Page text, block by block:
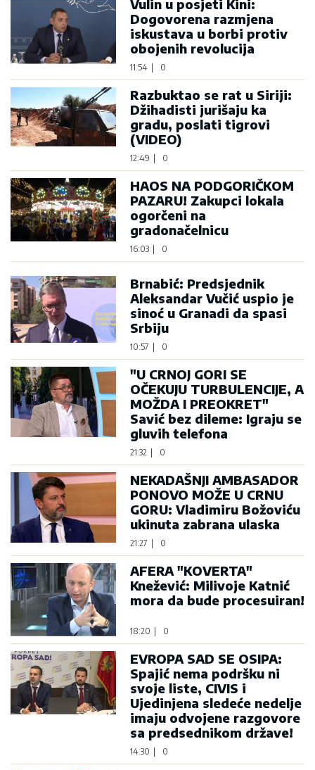
Vulin u posjeti Kini:
Dogovorena razmjena
iskustava u borbi protiv
obojenih revolucija
11:54 0
Razbuktao se rat u Siriji:
Džihadisti jurišaju ka
gradu, poslati tigrovi
(VIDEO)
12:49 0
HAOS NA PODGORIČKOM
PAZARU! Zakupci lokala
ogorčeni na
gradonačelnicu
16:03 0
Brnabić: Predsjednik
Aleksandar Vučić uspio je
sinoć u Granadi da spasi
Srbiju
10:57 0
"U CRNOJ GORI SE
OČEKUJU TURBULENCIJE, A
MOŽDA I PREOKRET"
Savić bez dileme: Igraju se
gluvih telefona
21:32 0
NEKADAŠNJI AMBASADOR
PONOVO MOŽE U CRNU
GORU: Vladimiru Božoviću
ukinuta zabrana ulaska
21:27 0
AFERA "KOVERTA"
Knežević: Milivoje Katnić
mora da bude procesuiran!
18:20 0
EVROPA SAD SE OSIPA:
Spajić nema podršku ni
svoje liste, CIVIS i
Ujedinjena sledeće nedelje
imaju odvojene razgovore
sa predsednikom države!
14:30 0